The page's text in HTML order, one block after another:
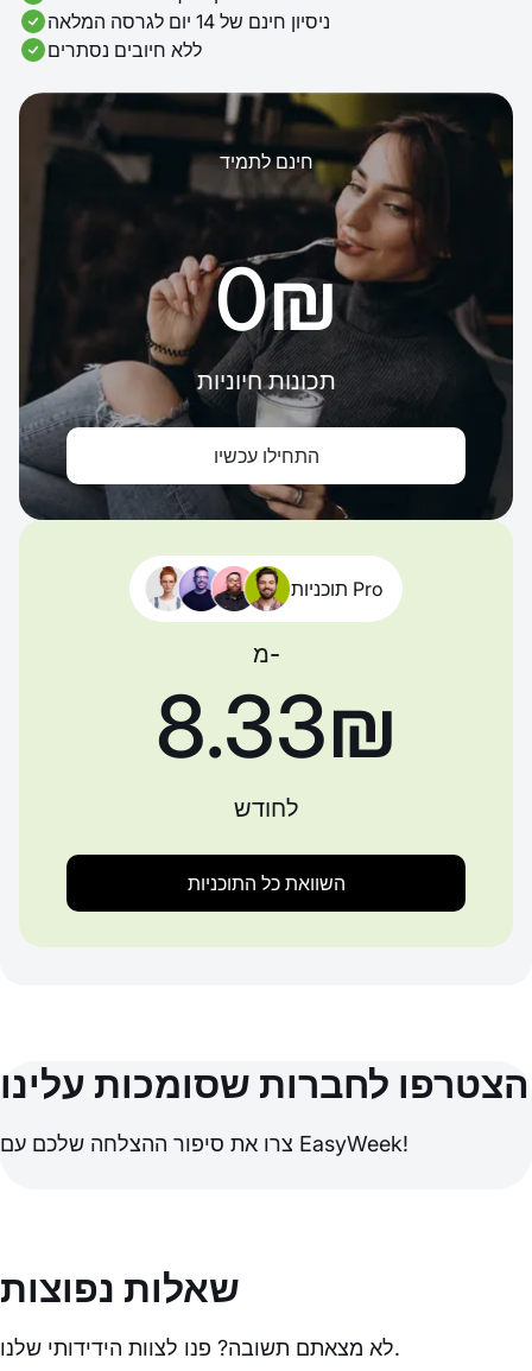
ניסיון חינם של 14 יום לגרסה המלאה
ללא חיובים נסתרים
חינם לתמיד
‏0 ‏₪
תכונות חיוניות
התחילו עכשיו
תוכניות Pro
מ-
‏8.33 ‏₪
לחודש
השוואת כל התוכניות
הצטרפו לחברות שסומכות עלינו
צרו את סיפור ההצלחה שלכם עם EasyWeek!
שאלות נפוצות
לא מצאתם תשובה? פנו לצוות הידידותי שלנו.